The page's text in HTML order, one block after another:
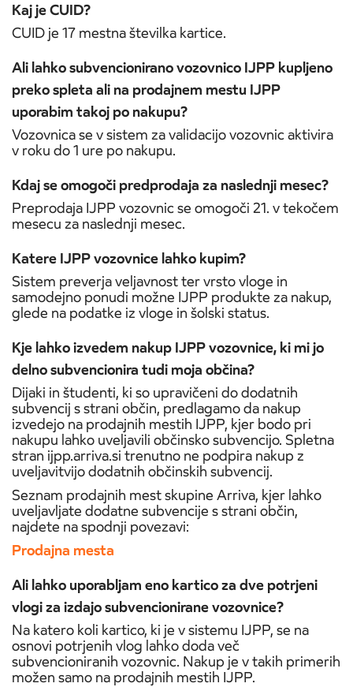
Kaj je CUID?
CUID je 17 mestna številka kartice.
Ali lahko subvencionirano vozovnico IJPP kupljeno
preko spleta ali na prodajnem mestu IJPP
uporabim takoj po nakupu?
Vozovnica se v sistem za validacijo vozovnic aktivira
v roku do 1 ure po nakupu.
Kdaj se omogoči predprodaja za naslednji mesec?
Preprodaja IJPP vozovnic se omogoči 21. v tekočem
mesecu za naslednji mesec.
Katere IJPP vozovnice lahko kupim?
Sistem preverja veljavnost ter vrsto vloge in
samodejno ponudi možne IJPP produkte za nakup,
glede na podatke iz vloge in šolski status.
Kje lahko izvedem nakup IJPP vozovnice, ki mi jo
delno subvencionira tudi moja občina?
Dijaki in študenti, ki so upravičeni do dodatnih
subvencij s strani občin, predlagamo da nakup
izvedejo na prodajnih mestih IJPP, kjer bodo pri
nakupu lahko uveljavili občinsko subvencijo. Spletna
stran ijpp.arriva.si trenutno ne podpira nakup z
uveljavitvijo dodatnih občinskih subvencij.
Seznam prodajnih mest skupine Arriva, kjer lahko
uveljavljate dodatne subvencije s strani občin,
najdete na spodnji povezavi:
Prodajna mesta
Ali lahko uporabljam eno kartico za dve potrjeni
vlogi za izdajo subvencionirane vozovnice?
Na katero koli kartico, ki je v sistemu IJPP, se na
osnovi potrjenih vlog lahko doda več
subvencioniranih vozovnic. Nakup je v takih primerih
možen samo na prodajnih mestih IJPP.